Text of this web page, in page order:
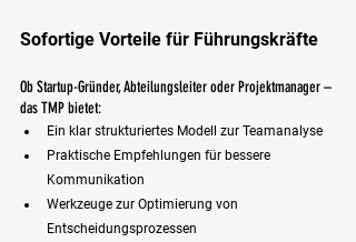
Sofortige Vorteile für Führungskräfte
Ob Startup-Gründer, Abteilungsleiter oder Projektmanager –
das TMP bietet:
Ein klar strukturiertes Modell zur Teamanalyse
Praktische Empfehlungen für bessere
Kommunikation
Werkzeuge zur Optimierung von
Entscheidungsprozessen